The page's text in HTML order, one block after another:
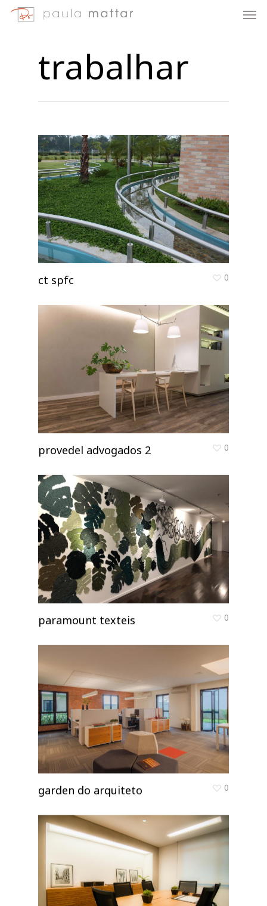
trabalhar
ct spfc 0
provedel advogados 2 0
paramount texteis 0
garden do arquiteto 0